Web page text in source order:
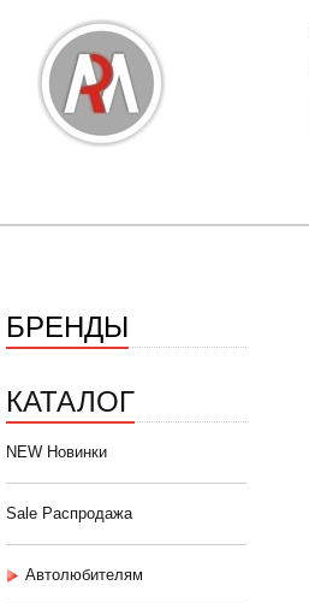
БРЕНДЫ
КАТАЛОГ
NEW Новинки
Sale Распродажа
Автолюбителям